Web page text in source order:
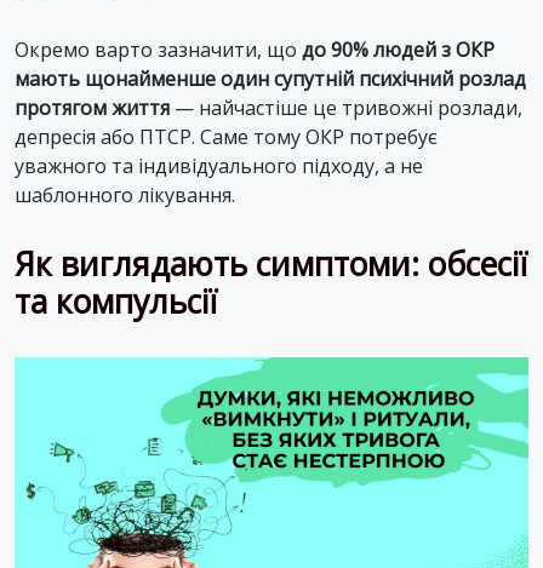
Окремо варто зазначити, що до 90% людей з ОКР
мають щонайменше один супутній психічний розлад
протягом життя — найчастіше це тривожні розлади,
депресія або ПТСР. Саме тому ОКР потребує
уважного та індивідуального підходу, а не
шаблонного лікування.
Як виглядають симптоми: обсесії
та компульсії